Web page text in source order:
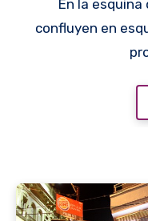
En la esquina de Tacuary y Eligio Ayala
confluyen en